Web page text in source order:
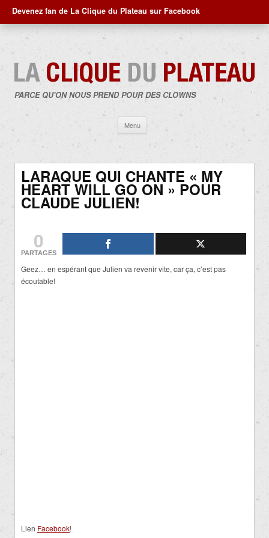
Devenez fan de La Clique du Plateau sur Facebook
PARCE QU'ON NOUS PREND POUR DES CLOWNS
Menu
contenu
LARAQUE QUI CHANTE « MY
HEART WILL GO ON » POUR
CLAUDE JULIEN!
0
PARTAGES
Geez… en espérant que Julien va revenir vite, car ça, c’est pas
écoutable!
Lien Facebook!